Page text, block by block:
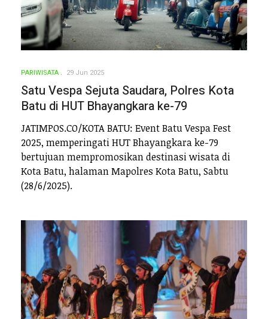
PARIWISATA 29 Jun 2025
Satu Vespa Sejuta Saudara, Polres Kota
Batu di HUT Bhayangkara ke-79
JATIMPOS.CO/KOTA BATU: Event Batu Vespa Fest
2025, memperingati HUT Bhayangkara ke-79
bertujuan mempromosikan destinasi wisata di
Kota Batu, halaman Mapolres Kota Batu, Sabtu
(28/6/2025).